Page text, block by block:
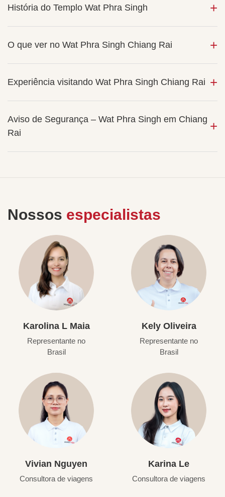
História do Templo Wat Phra Singh
O que ver no Wat Phra Singh Chiang Rai
Experiência visitando Wat Phra Singh Chiang Rai
Aviso de Segurança – Wat Phra Singh em Chiang
Rai
Nossos especialistas
Karolina L Maia
Representante no
Brasil
Kely Oliveira
Representante no
Brasil
Vivian Nguyen
Consultora de viagens
Karina Le
Consultora de viagens